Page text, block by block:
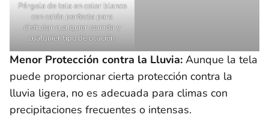
Pérgola de tela en color blanco
con caida perfecta para
disfrutar cualquier comida y
cualquier tipo de ocación.
Menor Protección contra la Lluvia: Aunque la tela
puede proporcionar cierta protección contra la
lluvia ligera, no es adecuada para climas con
precipitaciones frecuentes o intensas.